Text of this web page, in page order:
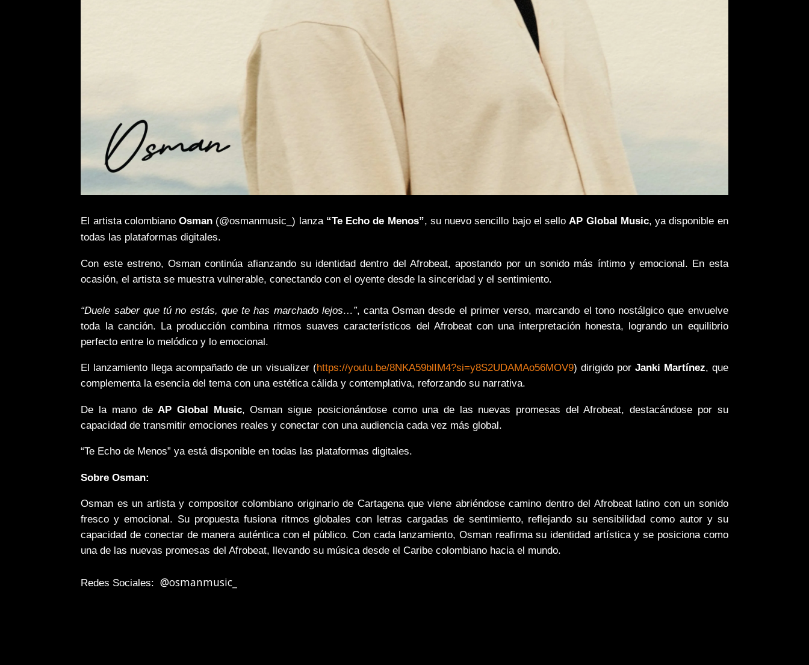
El artista colombianoOsman (@osmanmusic_) lanza “Te Echo de Menos”, su nuevo sencillo bajo el selloAP Global Music, ya disponible en
todas las plataformas digitales.
Con este estreno, Osman continúa afianzando su identidad dentro del Afrobeat, apostando por un sonido más íntimo y emocional. En esta
ocasión, el artista se muestra vulnerable, conectando con el oyente desde la sinceridad y el sentimiento.
“Duele saber que tú no estás, que te has marchado lejos…”, canta Osman desde el primer verso, marcando el tono nostálgico que envuelve
toda la canción. La producción combina ritmos suaves característicos del Afrobeat con una interpretación honesta, logrando un equilibrio
perfecto entre lo melódico y lo emocional.
El lanzamiento llega acompañado de un visualizer (https://youtu.be/8NKA59blIM4?si=y8S2UDAMAo56MOV9) dirigido por Janki Martínez, que
complementa la esencia del tema con una estética cálida y contemplativa, reforzando su narrativa.
De la mano de AP Global Music, Osman sigue posicionándose como una de las nuevas promesas del Afrobeat, destacándose por su
capacidad de transmitir emociones reales y conectar con una audiencia cada vez más global.
“Te Echo de Menos” ya está disponible en todas las plataformas digitales.
Sobre Osman:
Osman es un artista y compositor colombiano originario de Cartagena que viene abriéndose camino dentro del Afrobeat latino con un sonido
fresco y emocional. Su propuesta fusiona ritmos globales con letras cargadas de sentimiento, reflejando su sensibilidad como autor y su
capacidad de conectar de manera auténtica con el público. Con cada lanzamiento, Osman reafirma su identidad artística y se posiciona como
una de las nuevas promesas del Afrobeat, llevando su música desde el Caribe colombiano hacia el mundo.
Redes Sociales: @osmanmusic_